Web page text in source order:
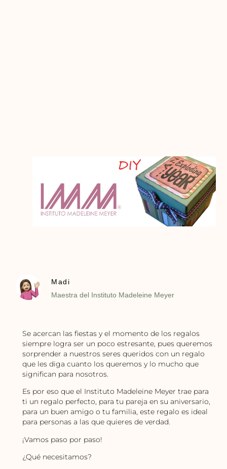
Madi
Maestra del Instituto Madeleine Meyer
Se acercan las fiestas y el momento de los regalos
siempre logra ser un poco estresante, pues queremos
sorprender a nuestros seres queridos con un regalo
que les diga cuanto los queremos y lo mucho que
significan para nosotros.
Es por eso que el Instituto Madeleine Meyer trae para
ti un regalo perfecto, para tu pareja en su aniversario,
para un buen amigo o tu familia, este regalo es ideal
para personas a las que quieres de verdad.
¡Vamos paso por paso!
¿Qué necesitamos?